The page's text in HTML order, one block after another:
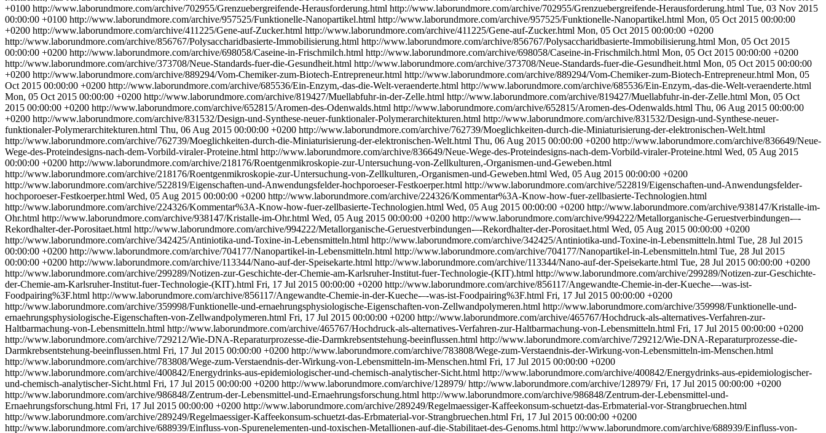
+0100 http://www.laborundmore.com/archive/702955/Grenzuebergreifende-Herausforderung.html http://www.laborundmore.com/archive/702955/Grenzuebergreifende-Herausforderung.html Tue, 03 Nov 2015
00:00:00 +0100 http://www.laborundmore.com/archive/957525/Funktionelle-Nanopartikel.html http://www.laborundmore.com/archive/957525/Funktionelle-Nanopartikel.html Mon, 05 Oct 2015 00:00:00
+0200 http://www.laborundmore.com/archive/411225/Gene-auf-Zucker.html http://www.laborundmore.com/archive/411225/Gene-auf-Zucker.html Mon, 05 Oct 2015 00:00:00 +0200
http://www.laborundmore.com/archive/856767/Polysaccharidbasierte-Immobilisierung.html http://www.laborundmore.com/archive/856767/Polysaccharidbasierte-Immobilisierung.html Mon, 05 Oct 2015
00:00:00 +0200 http://www.laborundmore.com/archive/698058/Caseine-in-Frischmilch.html http://www.laborundmore.com/archive/698058/Caseine-in-Frischmilch.html Mon, 05 Oct 2015 00:00:00 +0200
http://www.laborundmore.com/archive/373708/Neue-Standards-fuer-die-Gesundheit.html http://www.laborundmore.com/archive/373708/Neue-Standards-fuer-die-Gesundheit.html Mon, 05 Oct 2015 00:00:00
+0200 http://www.laborundmore.com/archive/889294/Vom-Chemiker-zum-Biotech-Entrepreneur.html http://www.laborundmore.com/archive/889294/Vom-Chemiker-zum-Biotech-Entrepreneur.html Mon, 05
Oct 2015 00:00:00 +0200 http://www.laborundmore.com/archive/685536/Ein-Enzym,-das-die-Welt-veraenderte.html http://www.laborundmore.com/archive/685536/Ein-Enzym,-das-die-Welt-veraenderte.html
Mon, 05 Oct 2015 00:00:00 +0200 http://www.laborundmore.com/archive/819427/Muellabfuhr-in-der-Zelle.html http://www.laborundmore.com/archive/819427/Muellabfuhr-in-der-Zelle.html Mon, 05 Oct
2015 00:00:00 +0200 http://www.laborundmore.com/archive/652815/Aromen-des-Odenwalds.html http://www.laborundmore.com/archive/652815/Aromen-des-Odenwalds.html Thu, 06 Aug 2015 00:00:00
+0200 http://www.laborundmore.com/archive/831532/Design-und-Synthese-neuer-funktionaler-Polymerarchitekturen.html http://www.laborundmore.com/archive/831532/Design-und-Synthese-neuer-
funktionaler-Polymerarchitekturen.html Thu, 06 Aug 2015 00:00:00 +0200 http://www.laborundmore.com/archive/762739/Moeglichkeiten-durch-die-Miniaturisierung-der-elektronischen-Welt.html
http://www.laborundmore.com/archive/762739/Moeglichkeiten-durch-die-Miniaturisierung-der-elektronischen-Welt.html Thu, 06 Aug 2015 00:00:00 +0200 http://www.laborundmore.com/archive/836649/Neue-
Wege-des-Proteindesigns-nach-dem-Vorbild-viraler-Proteine.html http://www.laborundmore.com/archive/836649/Neue-Wege-des-Proteindesigns-nach-dem-Vorbild-viraler-Proteine.html Wed, 05 Aug 2015
00:00:00 +0200 http://www.laborundmore.com/archive/218176/Roentgenmikroskopie-zur-Untersuchung-von-Zellkulturen,-Organismen-und-Geweben.html
http://www.laborundmore.com/archive/218176/Roentgenmikroskopie-zur-Untersuchung-von-Zellkulturen,-Organismen-und-Geweben.html Wed, 05 Aug 2015 00:00:00 +0200
http://www.laborundmore.com/archive/522819/Eigenschaften-und-Anwendungsfelder-hochporoeser-Festkoerper.html http://www.laborundmore.com/archive/522819/Eigenschaften-und-Anwendungsfelder-
hochporoeser-Festkoerper.html Wed, 05 Aug 2015 00:00:00 +0200 http://www.laborundmore.com/archive/224326/Kommentar%3A-Know-how-fuer-zellbasierte-Technologien.html
http://www.laborundmore.com/archive/224326/Kommentar%3A-Know-how-fuer-zellbasierte-Technologien.html Wed, 05 Aug 2015 00:00:00 +0200 http://www.laborundmore.com/archive/938147/Kristalle-im-
Ohr.html http://www.laborundmore.com/archive/938147/Kristalle-im-Ohr.html Wed, 05 Aug 2015 00:00:00 +0200 http://www.laborundmore.com/archive/994222/Metallorganische-Geruestverbindungen-–-
Rekordhalter-der-Porositaet.html http://www.laborundmore.com/archive/994222/Metallorganische-Geruestverbindungen-–-Rekordhalter-der-Porositaet.html Wed, 05 Aug 2015 00:00:00 +0200
http://www.laborundmore.com/archive/342425/Antiniotika-und-Toxine-in-Lebensmitteln.html http://www.laborundmore.com/archive/342425/Antiniotika-und-Toxine-in-Lebensmitteln.html Tue, 28 Jul 2015
00:00:00 +0200 http://www.laborundmore.com/archive/704177/Nanopartikel-in-Lebensmitteln.html http://www.laborundmore.com/archive/704177/Nanopartikel-in-Lebensmitteln.html Tue, 28 Jul 2015
00:00:00 +0200 http://www.laborundmore.com/archive/113344/Nano-auf-der-Speisekarte.html http://www.laborundmore.com/archive/113344/Nano-auf-der-Speisekarte.html Tue, 28 Jul 2015 00:00:00 +0200
http://www.laborundmore.com/archive/299289/Notizen-zur-Geschichte-der-Chemie-am-Karlsruher-Institut-fuer-Technologie-(KIT).html http://www.laborundmore.com/archive/299289/Notizen-zur-Geschichte-
der-Chemie-am-Karlsruher-Institut-fuer-Technologie-(KIT).html Fri, 17 Jul 2015 00:00:00 +0200 http://www.laborundmore.com/archive/856117/Angewandte-Chemie-in-der-Kueche-–-was-ist-
Foodpairing%3F.html http://www.laborundmore.com/archive/856117/Angewandte-Chemie-in-der-Kueche-–-was-ist-Foodpairing%3F.html Fri, 17 Jul 2015 00:00:00 +0200
http://www.laborundmore.com/archive/359998/Funktionelle-und-ernaehrungsphysiologische-Eigenschaften-von-Zellwandpolymeren.html http://www.laborundmore.com/archive/359998/Funktionelle-und-
ernaehrungsphysiologische-Eigenschaften-von-Zellwandpolymeren.html Fri, 17 Jul 2015 00:00:00 +0200 http://www.laborundmore.com/archive/465767/Hochdruck-als-alternatives-Verfahren-zur-
Haltbarmachung-von-Lebensmitteln.html http://www.laborundmore.com/archive/465767/Hochdruck-als-alternatives-Verfahren-zur-Haltbarmachung-von-Lebensmitteln.html Fri, 17 Jul 2015 00:00:00 +0200
http://www.laborundmore.com/archive/729212/Wie-DNA-Reparaturprozesse-die-Darmkrebsentstehung-beeinflussen.html http://www.laborundmore.com/archive/729212/Wie-DNA-Reparaturprozesse-die-
Darmkrebsentstehung-beeinflussen.html Fri, 17 Jul 2015 00:00:00 +0200 http://www.laborundmore.com/archive/783808/Wege-zum-Verstaendnis-der-Wirkung-von-Lebensmitteln-im-Menschen.html
http://www.laborundmore.com/archive/783808/Wege-zum-Verstaendnis-der-Wirkung-von-Lebensmitteln-im-Menschen.html Fri, 17 Jul 2015 00:00:00 +0200
http://www.laborundmore.com/archive/400842/Energydrinks-aus-epidemiologischer-und-chemisch-analytischer-Sicht.html http://www.laborundmore.com/archive/400842/Energydrinks-aus-epidemiologischer-
und-chemisch-analytischer-Sicht.html Fri, 17 Jul 2015 00:00:00 +0200 http://www.laborundmore.com/archive/128979/http://www.laborundmore.com/archive/128979/Fri, 17 Jul 2015 00:00:00 +0200
http://www.laborundmore.com/archive/986848/Zentrum-der-Lebensmittel-und-Ernaehrungsforschung.html http://www.laborundmore.com/archive/986848/Zentrum-der-Lebensmittel-und-
Ernaehrungsforschung.html Fri, 17 Jul 2015 00:00:00 +0200 http://www.laborundmore.com/archive/289249/Regelmaessiger-Kaffeekonsum-schuetzt-das-Erbmaterial-vor-Strangbruechen.html
http://www.laborundmore.com/archive/289249/Regelmaessiger-Kaffeekonsum-schuetzt-das-Erbmaterial-vor-Strangbruechen.html Fri, 17 Jul 2015 00:00:00 +0200
http://www.laborundmore.com/archive/688939/Einfluss-von-Spurenelementen-und-toxischen-Metallionen-auf-die-Stabilitaet-des-Genoms.html http://www.laborundmore.com/archive/688939/Einfluss-von-